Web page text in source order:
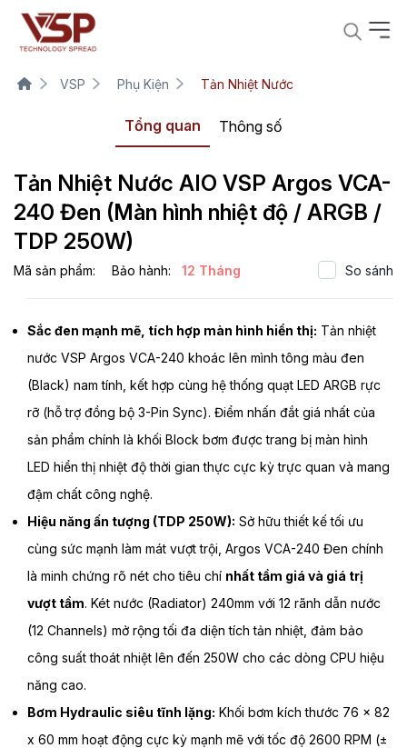
VSP Phụ Kiện Tản Nhiệt Nước
Tổng quan Thông số
Tản Nhiệt Nước AIO VSP Argos VCA-
240 Đen (Màn hình nhiệt độ / ARGB /
TDP 250W)
Mã sản phẩm: Bảo hành: 12 Tháng So sánh
Sắc đen mạnh mẽ, tích hợp màn hình hiển thị: Tản nhiệt
nước VSP Argos VCA-240 khoác lên mình tông màu đen
(Black) nam tính, kết hợp cùng hệ thống quạt LED ARGB rực
rỡ (hỗ trợ đồng bộ 3-Pin Sync). Điểm nhấn đắt giá nhất của
sản phẩm chính là khối Block bơm được trang bị màn hình
LED hiển thị nhiệt độ thời gian thực cực kỳ trực quan và mang
đậm chất công nghệ.
Hiệu năng ấn tượng (TDP 250W): Sở hữu thiết kế tối ưu
cùng sức mạnh làm mát vượt trội, Argos VCA-240 Đen chính
là minh chứng rõ nét cho tiêu chí nhất tầm giá và giá trị
vượt tầm. Két nước (Radiator) 240mm với 12 rãnh dẫn nước
(12 Channels) mở rộng tối đa diện tích tản nhiệt, đảm bảo
công suất thoát nhiệt lên đến 250W cho các dòng CPU hiệu
năng cao.
Bơm Hydraulic siêu tĩnh lặng: Khối bơm kích thước 76 x 82
x 60 mm hoạt động cực kỳ mạnh mẽ với tốc độ 2600 RPM (±